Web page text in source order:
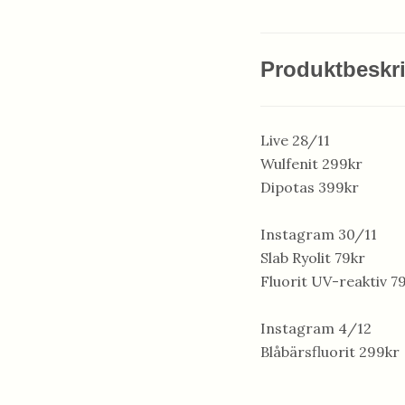
Live 28/11
Wulfenit 299kr
Dipotas 399kr
Instagram 30/11
Slab Ryolit 79kr
Fluorit UV-reaktiv
Instagram 4/12
Blåbärsfluorit 299kr